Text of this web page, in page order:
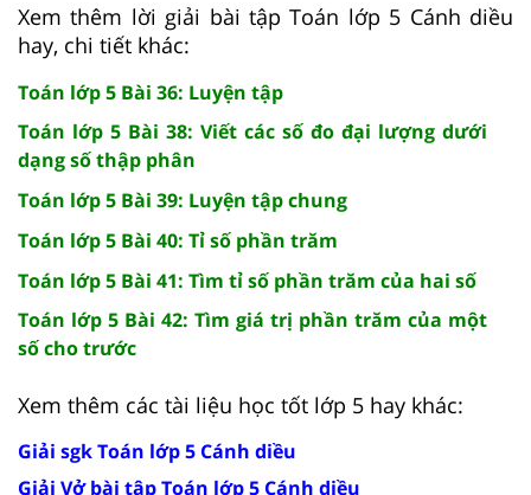
Xem thêm lời giải bài tập Toán lớp 5 Cánh diều
hay, chi tiết khác:
Toán lớp 5 Bài 36: Luyện tập
Toán lớp 5 Bài 38: Viết các số đo đại lượng dưới
dạng số thập phân
Toán lớp 5 Bài 39: Luyện tập chung
Toán lớp 5 Bài 40: Tỉ số phần trăm
Toán lớp 5 Bài 41: Tìm tỉ số phần trăm của hai số
Toán lớp 5 Bài 42: Tìm giá trị phần trăm của một
số cho trước
Xem thêm các tài liệu học tốt lớp 5 hay khác:
Giải sgk Toán lớp 5 Cánh diều
Giải Vở bài tập Toán lớp 5 Cánh diều